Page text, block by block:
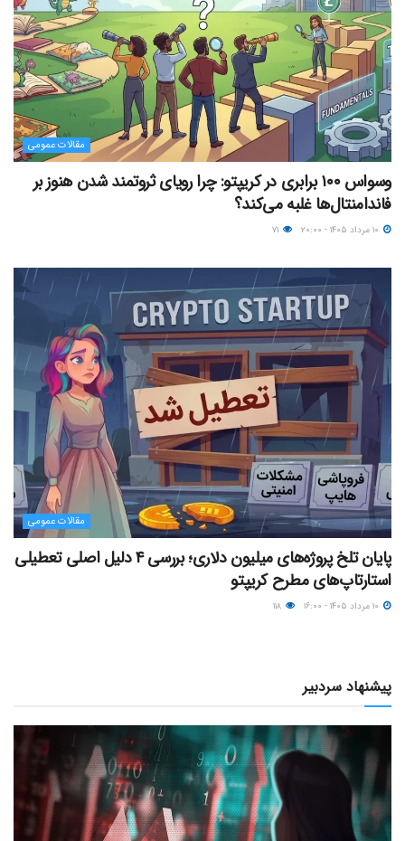
مقالات عمومی
وسواس ۱۰۰ برابری در کریپتو: چرا رویای ثروتمند شدن هنوز بر
فاندامنتال‌ها غلبه می‌کند؟
مقالات عمومی
پایان تلخ پروژه‌های میلیون دلاری؛ بررسی ۴ دلیل اصلی تعطیلی
استارتاپ‌های مطرح کریپتو
پیشنهاد سردبیر